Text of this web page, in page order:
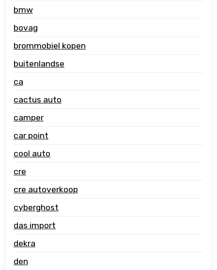
bmw
bovag
brommobiel kopen
buitenlandse
ca
cactus auto
camper
car point
cool auto
cre
cre autoverkoop
cyberghost
das import
dekra
den